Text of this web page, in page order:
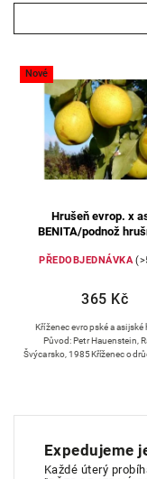
Nejlevnější
Nejdražší
Nejprodávanější
Abecedně
Nové
Hrušeň evrop. x
BENITA/podnož
PŘEDOBJEDNÁVKA
365 Kč
Kříženec evropské a asijské
Původ: Petr Hauenstein,
Švýcarsko, 1985Kříženec
Expedujeme
Každé úterý